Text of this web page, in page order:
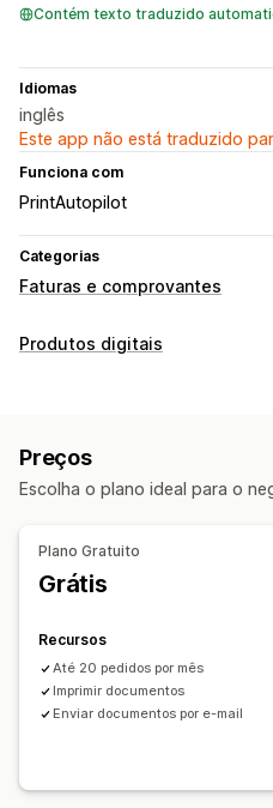
Contém texto traduzido
Idiomas
inglês
Este app não está traduzido
Funciona com
PrintAutopilot
Categorias
Faturas e comprovantes
Tipos de documento
Personalização
E-mail do remetente
Códigos de barras
Download em massa
Geração de PDF
Impressão e
Segurança dos dados
Produtos digitais
Gerenciamento de downloads
Segurança de arquivo
Hospedagem de arquivo
Preços
Escolha o plano ideal para o
Plano Gratuito
Grátis
Recursos
Até 20 pedidos por mês
Imprimir documentos
Enviar documentos por e-mail